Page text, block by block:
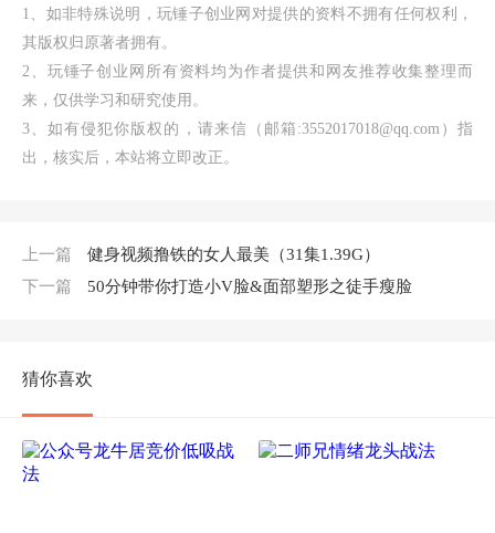
1、如非特殊说明，玩锤子创业网对提供的资料不拥有任何权利，
其版权归原著者拥有。
2、玩锤子创业网所有资料均为作者提供和网友推荐收集整理而
来，仅供学习和研究使用。
3、如有侵犯你版权的，请来信（邮箱:3552017018@qq.com）指
出，核实后，本站将立即改正。
上一篇
健身视频撸铁的女人最美（31集1.39G）
下一篇
50分钟带你打造小V脸&面部塑形之徒手瘦脸
猜你喜欢